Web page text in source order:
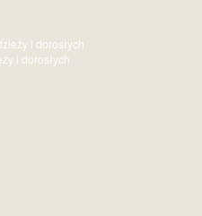
i dorosłych